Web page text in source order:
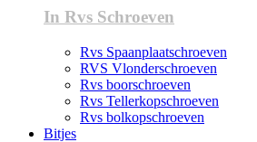
In Rvs Schroeven
Rvs Spaanplaatschroeven
RVS Vlonderschroeven
Rvs boorschroeven
Rvs Tellerkopschroeven
Rvs bolkopschroeven
Bitjes